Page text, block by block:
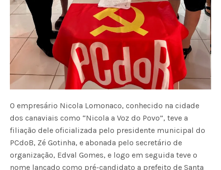
O empresário Nicola Lomonaco, conhecido na cidade
dos canaviais como “Nicola a Voz do Povo”, teve a
filiação dele oficializada pelo presidente municipal do
PCdoB, Zé Gotinha, e abonada pelo secretário de
organização, Edval Gomes, e logo em seguida teve o
nome lançado como pré-candidato a prefeito de Santa